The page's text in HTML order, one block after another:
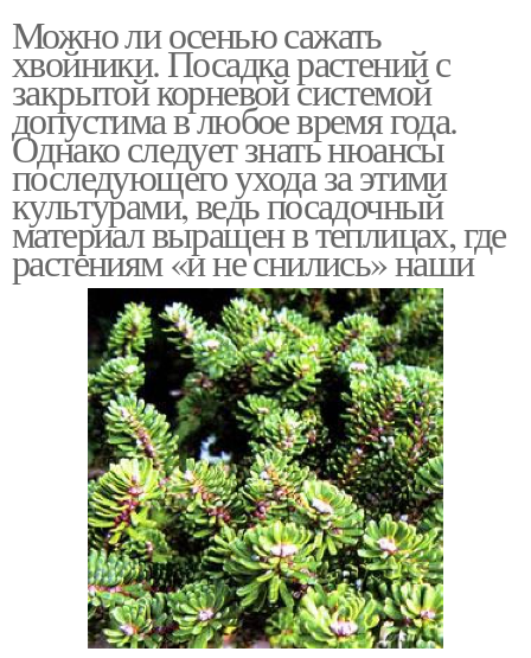
Можно ли осенью сажать
хвойники. Посадка растений с
закрытой корневой системой
допустима в любое время года.
Однако следует знать нюансы
последующего ухода за этими
культурами, ведь посадочный
материал выращен в теплицах, где
растениям «и не снились» наши